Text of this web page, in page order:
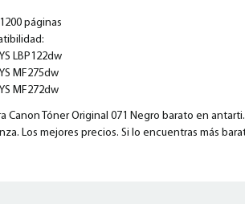
páginas
LBP122dw
MF275dw
MF272dw
Canon Tóner Original 071 Negro barato en
Los mejores precios. Si lo encuentras más